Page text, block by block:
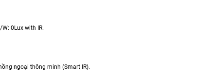
0Lux with IR.
ngoại thông minh (Smart IR).